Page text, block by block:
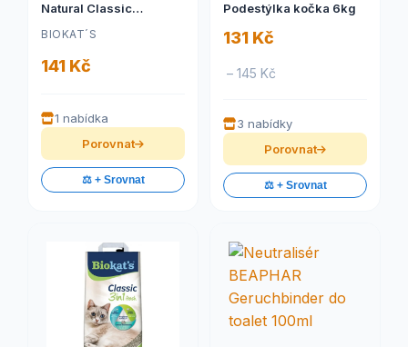
Natural Classic
BIOKAT´S
141 Kč
1 nabídka
Porovnat
⚖️ + Srovnat
Podestýlka kočka 6kg
131 Kč
– 145 Kč
3 nabídky
Porovnat
⚖️ + Srovnat